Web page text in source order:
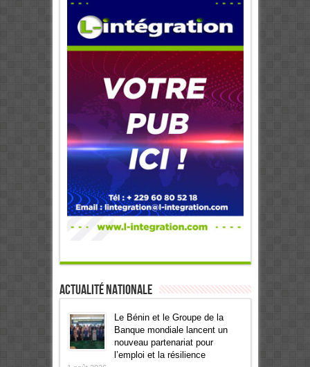
Actualité Nationale
Le Bénin et le Groupe de la
Banque mondiale lancent un
nouveau partenariat pour
l’emploi et la résilience